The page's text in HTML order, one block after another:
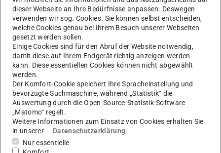
Eine Anleitung, wie man sich mithilfe der TU-ID WLAN-
Kennungen für seine verschiedenen Geräte anlegen kann
findet sich auf
dieser Webseite
dieser Webseite an Ihre Bedürfnisse anpassen. Deswegen
verwenden wir sog. Cookies. Sie können selbst entscheiden,
welche Cookies genau bei Ihrem Besuch unserer Webseiten
gesetzt werden sollen.
Einige Cookies sind für den Abruf der Website notwendig,
damit diese auf Ihrem Endgerät richtig anzeigen werden
kann. Diese essentiellen Cookies können nicht abgewählt
werden.
Der Komfort-Cookie speichert Ihre Spracheinstellung und
bevorzugte Suchmaschine, während „Statistik“ die
Auswertung durch die Open-Source-Statistik-Software
„Matomo“ regelt.
Weitere Informationen zum Einsatz von Cookies erhalten Sie
in unserer
Datenschutzerklärung.
Nur essentielle